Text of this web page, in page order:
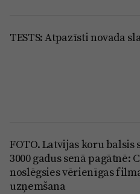
TESTS: Atpazīsti novada
FOTO. Latvijas koru balsis
3000 gadus senā pagātnē:
noslēgsies vērienīgas
uzņemšana